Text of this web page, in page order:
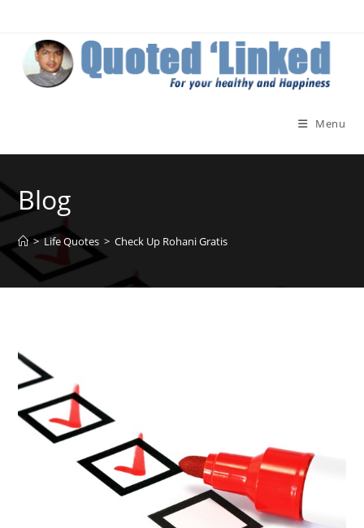
content
Menu
Blog
> Life Quotes > Check Up Rohani Gratis